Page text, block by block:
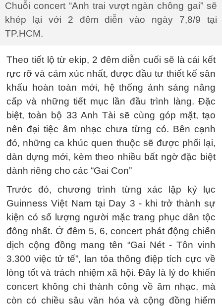
Chuỗi concert “Anh trai vượt ngàn chông gai” sẽ
khép lại với 2 đêm diễn vào ngày 7,8/9 tại
TP.HCM.
Theo tiết lộ từ ekip, 2 đêm diễn cuối sẽ là cái kết
rực rỡ và cảm xúc nhất, được đầu tư thiết kế sân
khấu hoàn toàn mới, hệ thống ánh sáng nâng
cấp và những tiết mục lần đầu trình làng. Đặc
biệt, toàn bộ 33 Anh Tài sẽ cùng góp mặt, tạo
nên đại tiệc âm nhạc chưa từng có. Bên cạnh
đó, những ca khúc quen thuộc sẽ được phối lại,
dàn dựng mới, kèm theo nhiều bất ngờ đặc biệt
dành riêng cho các “Gai Con”
Trước đó, chương trình từng xác lập kỷ lục
Guinness Việt Nam tại Day 3 - khi trở thành sự
kiện có số lượng người mặc trang phục dân tộc
đông nhất. Ở đêm 5, 6, concert phát động chiến
dịch cộng đồng mang tên “Gai Nét - Tôn vinh
3.300 việc tử tế”, lan tỏa thông điệp tích cực về
lòng tốt và trách nhiệm xã hội. Đây là lý do khiến
concert không chỉ thành công về âm nhạc, mà
còn có chiều sâu văn hóa và cộng đồng hiếm